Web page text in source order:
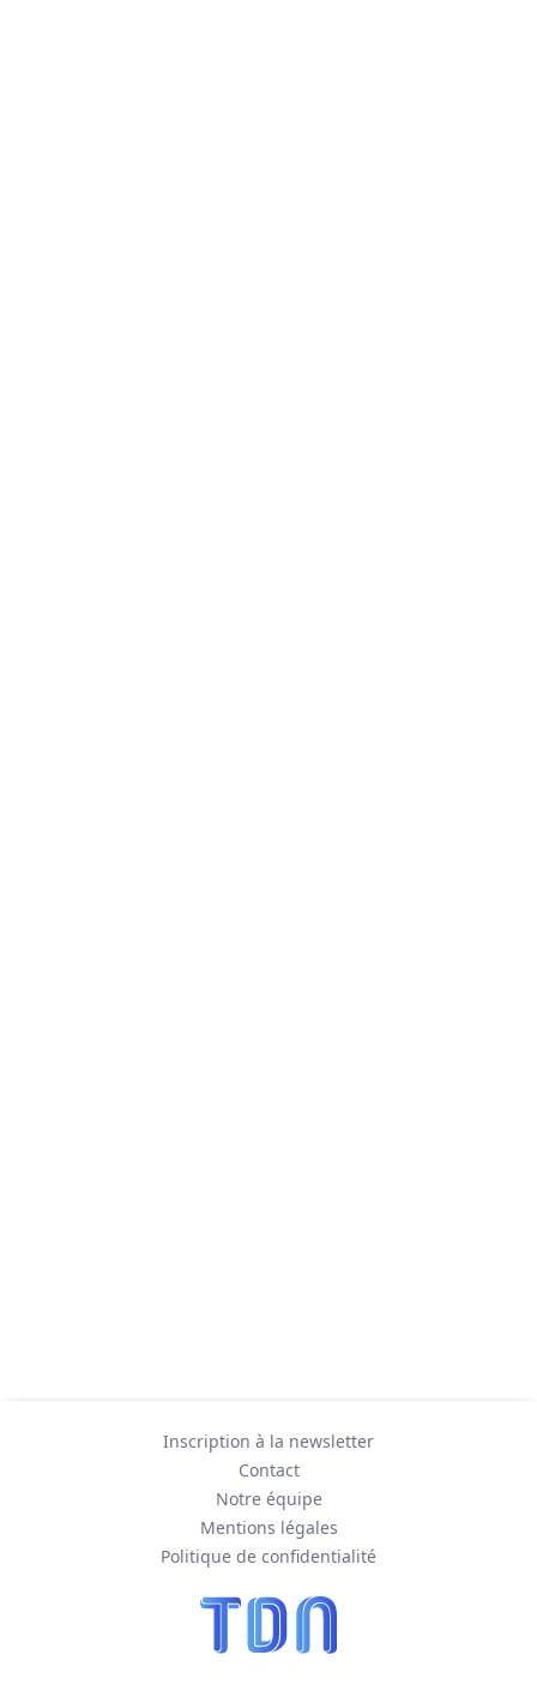
Inscription à la newsletter
Contact
Notre équipe
Mentions légales
Politique de confidentialité